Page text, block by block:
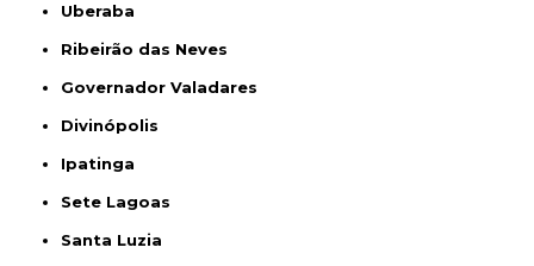
Uberaba
Ribeirão das Neves
Governador Valadares
Divinópolis
Ipatinga
Sete Lagoas
Santa Luzia